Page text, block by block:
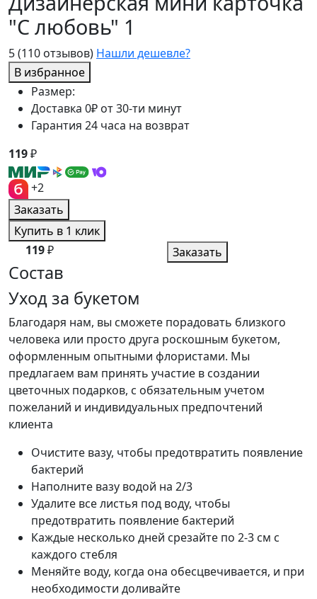
5(110 отзывов) Нашли дешевле?
В избранное
"С любовь" 1
Размер:
Доставка 0₽ от 30-ти минут
Гарантия 24 часа на возврат
119₽
+2
Заказать
Купить в 1 клик
119₽ Заказать
Состав
Уход за букетом
Благодаря нам, вы сможете порадовать близкого
человека или просто друга роскошным букетом,
оформленным опытными флористами. Мы
предлагаем вам принять участие в создании
цветочных подарков, с обязательным учетом
пожеланий и индивидуальных предпочтений
клиента
Очистите вазу, чтобы предотвратить появление
бактерий
Наполните вазу водой на 2/3
Удалите все листья под воду, чтобы
предотвратить появление бактерий
Каждые несколько дней срезайте по 2-3 см с
каждого стебля
Меняйте воду, когда она обесцвечивается, и при
необходимости доливайте